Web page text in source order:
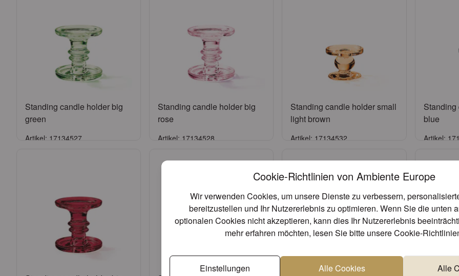
Cookie-Richtlinien von Ambiente Europe
Wir verwenden Cookies, um unsere Dienste zu verbessern,
bereitzustellen und Ihr Nutzererlebnis zu optimieren. Wenn Sie die unten
optionalen Cookies nicht akzeptieren, kann dies Ihr Nutzererlebnis
mehr erfahren möchten, lesen Sie bitte unsereCookie-
Einstellungen
Alle Cookies
Alle
Standing candle holder big
green
Artikel: 17134527
Standing candle holder big
rose
Artikel: 17134528
Anmelden
Standing candle holder small
light brown
Artikel: 17134532
Anmelden
oderKonto beantragen
blue
Artikel: